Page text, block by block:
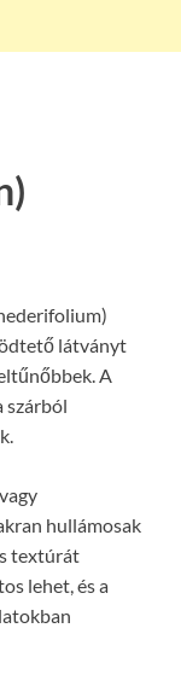
látványt
A
szárból
hullámosak
textúrát
lehet, és a